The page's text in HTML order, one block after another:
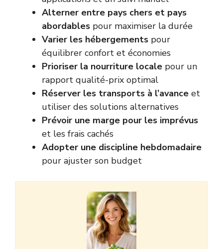
Alterner entre pays chers et pays
abordables pour maximiser la durée
Varier les hébergements pour
équilibrer confort et économies
Prioriser la nourriture locale pour un
rapport qualité-prix optimal
Réserver les transports à l’avance et
utiliser des solutions alternatives
Prévoir une marge pour les imprévus
et les frais cachés
Adopter une discipline hebdomadaire
pour ajuster son budget